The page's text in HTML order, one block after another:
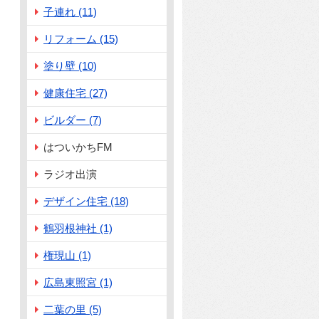
子連れ (11)
リフォーム (15)
塗り壁 (10)
健康住宅 (27)
ビルダー (7)
はついかちFM
ラジオ出演
デザイン住宅 (18)
鶴羽根神社 (1)
権現山 (1)
広島東照宮 (1)
二葉の里 (5)